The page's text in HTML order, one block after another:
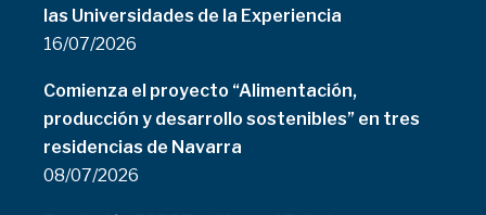
las Universidades de la Experiencia
16/07/2026
Comienza el proyecto “Alimentación,
producción y desarrollo sostenibles” en tres
residencias de Navarra
08/07/2026